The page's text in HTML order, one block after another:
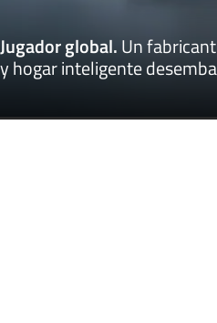
Jugador global.Un
y hogar inteligente